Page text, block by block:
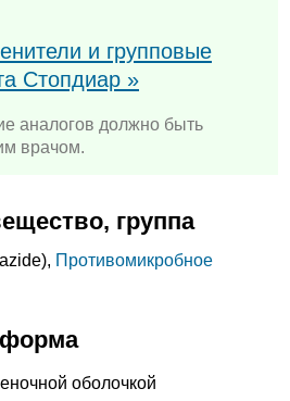
и групповые
Стопдиар »
аналогов должно быть
врачом.
группа
Противомикробное
форма
оболочкой